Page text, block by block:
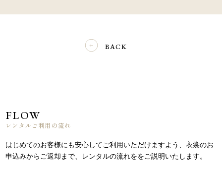
BACK
FLOW
レンタルご利用の流れ
はじめてのお客様にも安心してご利用いただけますよう、衣裳のお
申込みからご返却まで、レンタルの流れををご説明いたします。